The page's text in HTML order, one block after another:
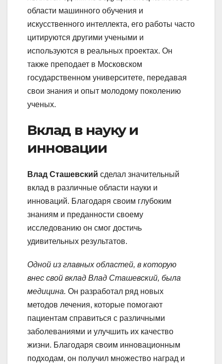
области машинного обучения и
искусственного интеллекта, его работы часто
цитируются другими учеными и
используются в реальных проектах. Он
также преподает в Московском
государственном университете, передавая
свои знания и опыт молодому поколению
ученых.
Вклад в науку и
инновации
Влад Сташевский сделал значительный
вклад в различные области науки и
инноваций. Благодаря своим глубоким
знаниям и преданности своему
исследованию он смог достичь
удивительных результатов.
Одной из главных областей, в которую
внес свой вклад Влад Сташевский, была
медицина. Он разработал ряд новых
методов лечения, которые помогают
пациентам справиться с различными
заболеваниями и улучшить их качество
жизни. Благодаря своим инновационным
подходам, он получил множество наград и